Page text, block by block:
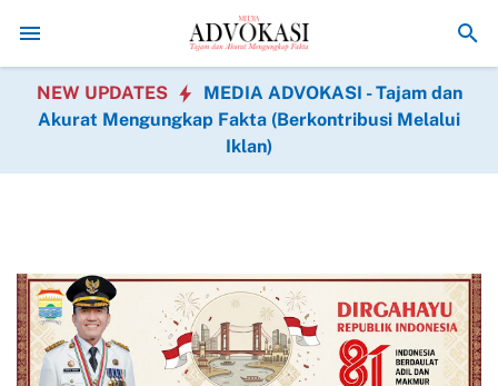
Cegah Karhutla, HSB Muba Ajak Masyarakat Bersama
NEW UPDATES
MEDIA ADVOKASI - Tajam dan
Akurat Mengungkap Fakta (Berkontribusi Melalui
Iklan)